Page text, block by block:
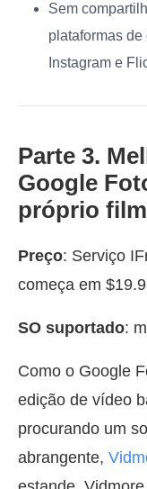
Sem
plataformas
Instagram e
Parte 3.
Google
próprio
Preço: Serviço
começa em
SO suportado:
Como o Google
edição de vídeo
procurando um
abrangente,